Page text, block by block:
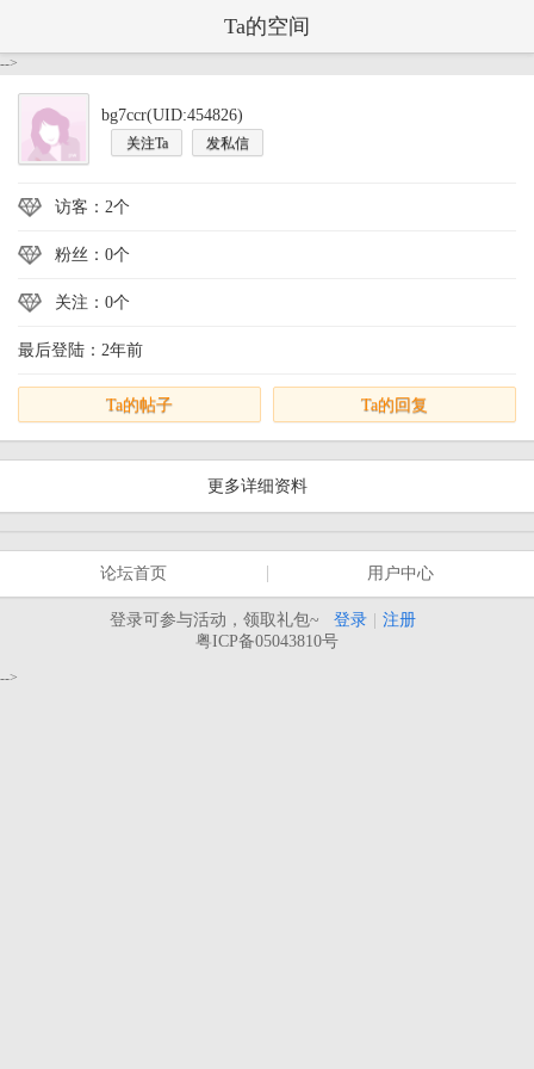
Ta的空间
-->
bg7ccr(UID:454826)
关注Ta 发私信
访客：2个
粉丝：0个
关注：0个
最后登陆：2年前
Ta的帖子 Ta的回复
更多详细资料
论坛首页 用户中心
登录可参与活动，领取礼包~ 登录
注册
粤ICP备05043810号
-->